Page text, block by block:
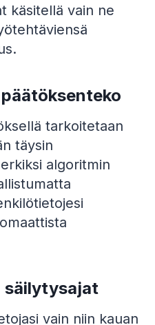
käsitellä vain ne
tarkoitetaan
täysin
algoritmin
säilytysajat
vain niin kauan